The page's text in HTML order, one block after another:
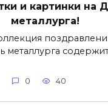
и картинки на
металлурга!
металлурга
0 40